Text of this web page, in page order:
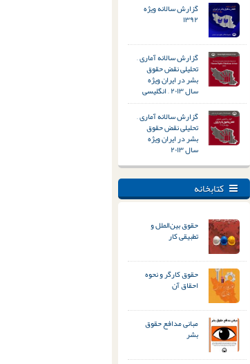
گزارش سالانه ویژه
۱۳۹۲
گزارش سالانه آماری –
تحلیلی نقض حقوق
بشر در ایران ویژه
سال ۲۰۱۳ – انگلیسی
گزارش سالانه آماری –
تحلیلی نقض حقوق
بشر در ایران ویژه
سال ۲۰۱۳
کتابخانه
حقوق بین‌الملل و
تطبیقی کار
حقوق کارگر و نحوه
احقاق آن
مبانی مدافع حقوق
بشر